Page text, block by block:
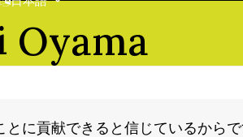
Oyama
に貢献できると信じているから